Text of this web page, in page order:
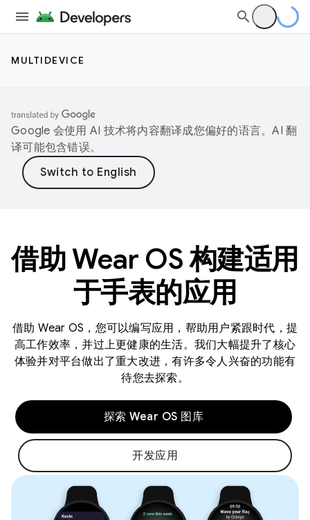
MULTIDEVICE
Google 会使用 AI 技术将内容翻译成您偏好的语言。AI 翻
译可能包含错误。
借助 Wear OS 构建适用
于手表的应用
借助 Wear OS，您可以编写应用，帮助用户紧跟时代，提
高工作效率，并过上更健康的生活。我们大幅提升了核心
体验并对平台做出了重大改进，有许多令人兴奋的功能有
待您去探索。
探索 Wear OS 图库
开发应用